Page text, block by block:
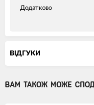
Додатково
ВIДГУКИ
ВАМ ТАКОЖ МОЖЕ